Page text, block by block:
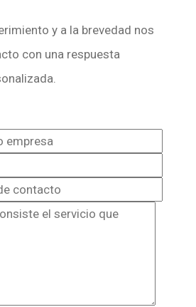
y a la brevedad nos
con una respuesta